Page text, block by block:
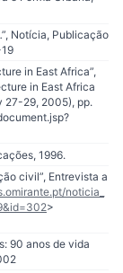
Notícia, Publicação
in East Africa”,
in East Africa
27-29, 2005), pp.
document.jsp?
1996.
civil”, Entrevista a
noticia_
>
90 anos de vida